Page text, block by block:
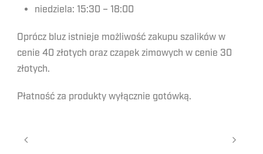
niedziela: 15:30 – 18:00
Oprócz bluz istnieje możliwość zakupu szalików w
cenie 40 złotych oraz czapek zimowych w cenie 30
złotych.
Płatność za produkty wyłącznie gotówką.